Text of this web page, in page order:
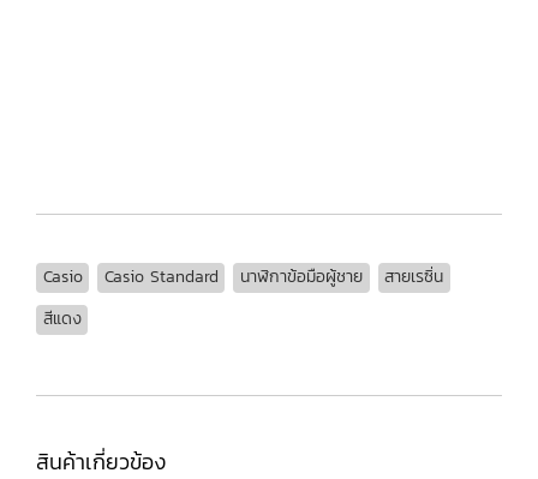
Casio Casio Standard นาฬิกาข้อมือผู้ชาย
สายเรซิ่น
สีแดง
สินค้าเกี่ยวข้อง